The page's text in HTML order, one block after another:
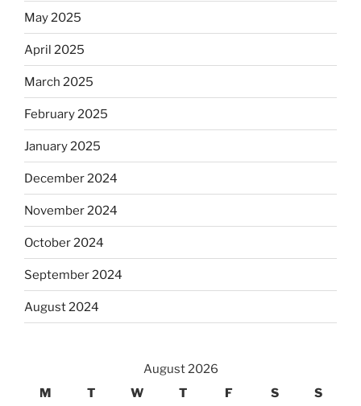
May 2025
April 2025
March 2025
February 2025
January 2025
December 2024
November 2024
October 2024
September 2024
August 2024
August 2026
M
T W T F S S